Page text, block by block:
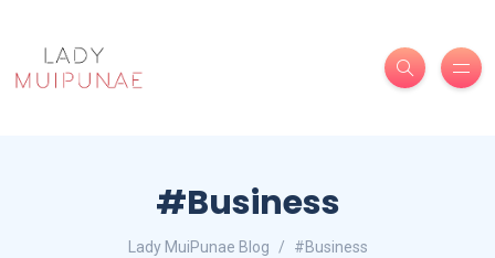
#Business
Lady MuiPunae Blog #Business